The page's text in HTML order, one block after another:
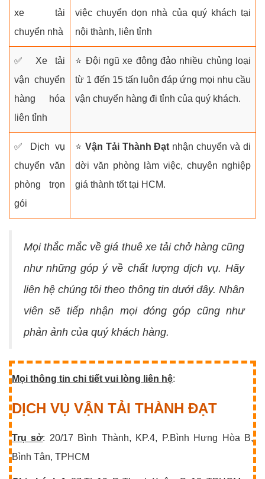
xe tải
chuyển nhà
việc chuyển dọn nhà của quý khách tại
nội thành, liên tỉnh
✅ Xe tải
vận chuyển
hàng hóa
liên tỉnh
⭐ Đội ngũ xe đông đảo nhiều chủng loại
từ 1 đến 15 tấn luôn đáp ứng mọi nhu cầu
vận chuyển hàng đi tỉnh của quý khách.
✅ Dịch vụ
chuyển văn
phòng trọn
gói
⭐ Vận Tải Thành Đạt nhận chuyển và di
dời văn phòng làm việc, chuyên nghiệp
giá thành tốt tại HCM.
Mọi thắc mắc về giá thuê xe tải chở hàng cũng
như những góp ý về chất lượng dịch vụ. Hãy
liên hệ chúng tôi theo thông tin dưới đây. Nhân
viên sẽ tiếp nhận mọi đóng góp cũng như
phản ảnh của quý khách hàng.
Mọi thông tin chi tiết vui lòng liên hệ:
DỊCH VỤ VẬN TẢI THÀNH ĐẠT
Trụ sở: 20/17 Bình Thành, KP.4, P.Bình Hưng Hòa B,
Bình Tân, TPHCM